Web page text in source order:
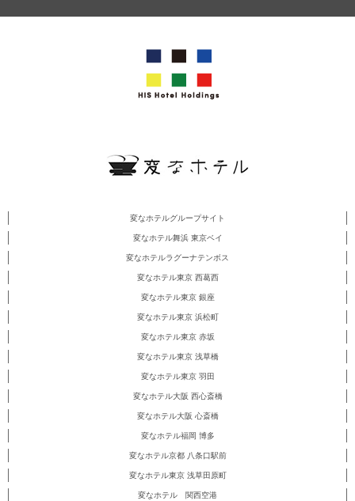
変なホテルグループサイト
変なホテル舞浜 東京ベイ
変なホテルラグーナテンボス
変なホテル東京 西葛西
変なホテル東京 銀座
変なホテル東京 浜松町
変なホテル東京 赤坂
変なホテル東京 浅草橋
変なホテル東京 羽田
変なホテル大阪 西心斎橋
変なホテル大阪 心斎橋
変なホテル福岡 博多
変なホテル京都 八条口駅前
変なホテル東京 浅草田原町
変なホテル 関西空港